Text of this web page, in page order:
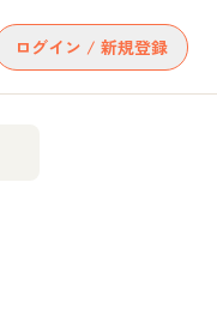
ログイン / 新規登録